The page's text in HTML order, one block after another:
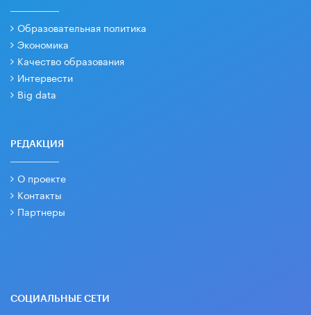
Образовательная политика
Экономика
Качество образования
Интервести
Big data
РЕДАКЦИЯ
О проекте
Контакты
Партнеры
СОЦИАЛЬНЫЕ СЕТИ